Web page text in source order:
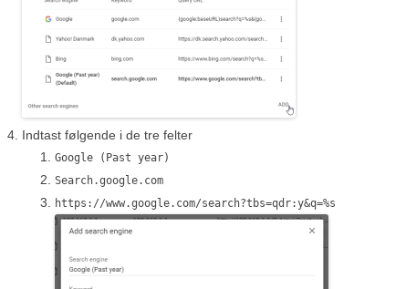
Indtast følgende i de tre felter
Google (Past year)
Search.google.com
https://www.google.com/search?tbs=qdr:y&q=%s